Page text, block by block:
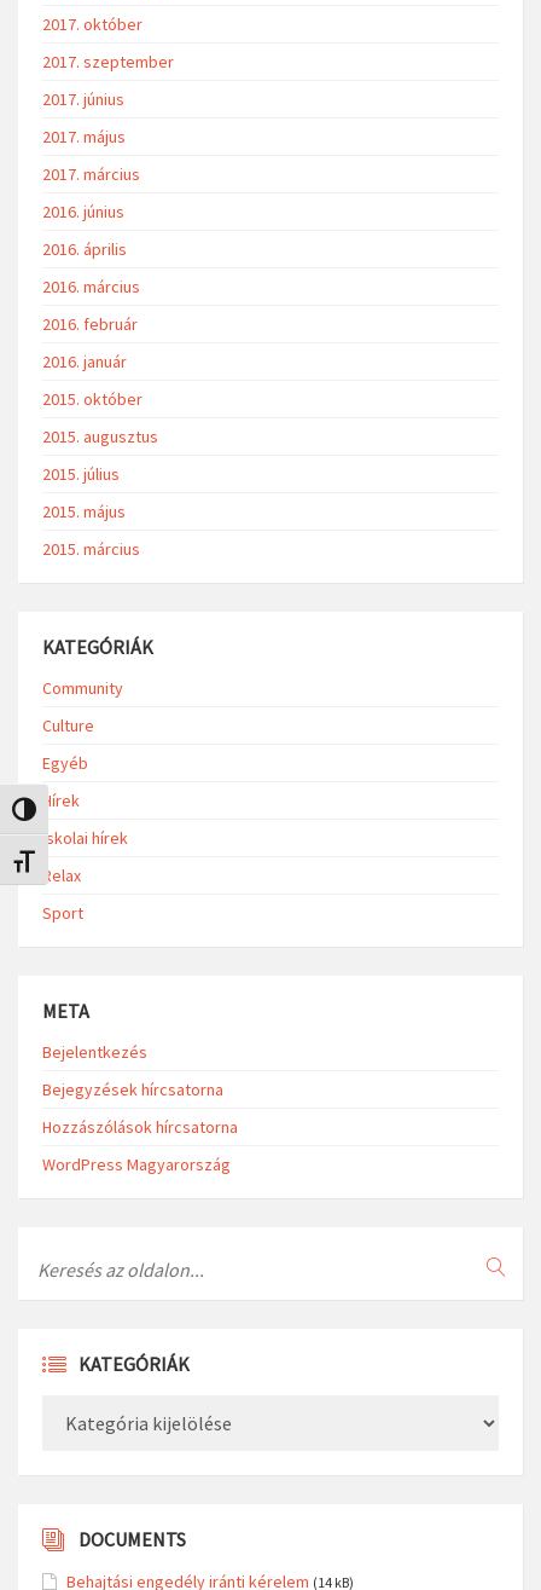
Nagy kontraszt váltása
Betűméret váltása
2017. október
2017. szeptember
2017. június
2017. május
2017. március
2016. június
2016. április
2016. március
2016. február
2016. január
2015. október
2015. augusztus
2015. július
2015. május
2015. március
KATEGÓRIÁK
Community
Culture
Egyéb
Hírek
Iskolai hírek
Relax
Sport
META
Bejelentkezés
Bejegyzések hírcsatorna
Hozzászólások hírcsatorna
WordPress Magyarország
KATEGÓRIÁK
DOCUMENTS
Behajtási engedély iránti kérelem (14 kB)